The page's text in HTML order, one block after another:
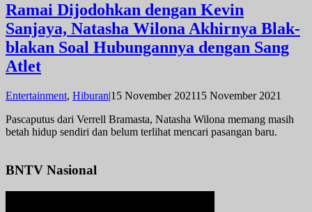
Ramai Dijodohkan dengan Kevin
Sanjaya, Natasha Wilona Akhirnya Blak-
blakan Soal Hubungannya dengan Sang
Atlet
Entertainment, Hiburan|15 November 202115 November 2021
Pascaputus dari Verrell Bramasta, Natasha Wilona memang masih
betah hidup sendiri dan belum terlihat mencari pasangan baru.
BNTV Nasional